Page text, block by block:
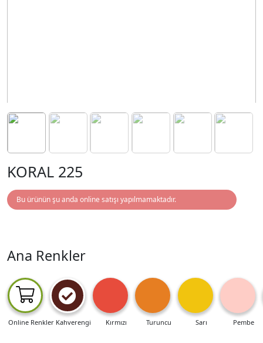
KORAL 225
Bu ürünün şu anda online satışı yapılmamaktadır.
Ana Renkler
Online Renkler Kahverengi Kırmızı Turuncu Sarı Pembe